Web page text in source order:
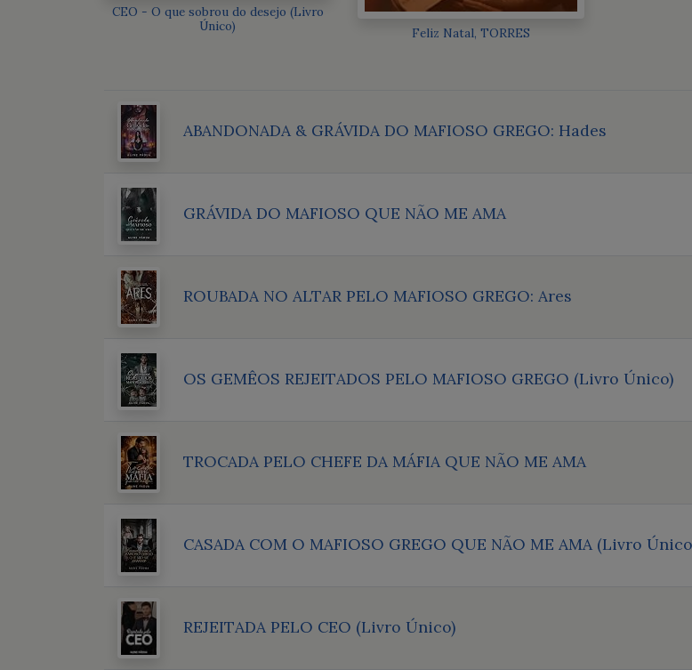
CEO - O que sobrou do desejo (Livro
Único)
Feliz Natal, TORRES
ABANDONADA & GRÁVIDA DO MAFIOSO GREGO: Hades
GRÁVIDA DO MAFIOSO QUE NÃO ME AMA
ROUBADA NO ALTAR PELO MAFIOSO GREGO: Ares
OS GEMÊOS REJEITADOS PELO MAFIOSO GREGO (Livro Único)
TROCADA PELO CHEFE DA MÁFIA QUE NÃO ME AMA
CASADA COM O MAFIOSO GREGO QUE NÃO ME AMA (Livro
REJEITADA PELO CEO (Livro Único)